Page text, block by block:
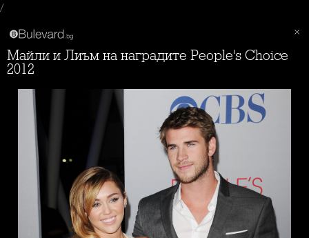
/
Майли и Лиъм на наградите People's Choice
2012